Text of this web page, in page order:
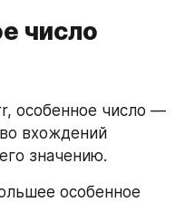
число
особенное число —
вхождений
значению.
особенное